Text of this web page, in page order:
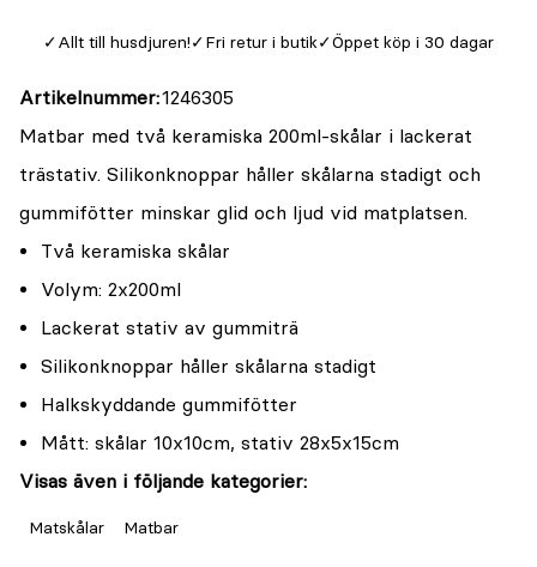
Allt till husdjuren! Fri retur i butik Öppet köp i 30 dagar
Artikelnummer 1246305
Matbar med två keramiska 200ml-skålar i lackerat
trästativ. Silikonknoppar håller skålarna stadigt och
gummifötter minskar glid och ljud vid matplatsen.
Två keramiska skålar
Volym: 2x200ml
Lackerat stativ av gummiträ
Silikonknoppar håller skålarna stadigt
Halkskyddande gummifötter
Mått: skålar 10x10cm, stativ 28x5x15cm
Visas även i följande kategorier:
Matskålar Matbar